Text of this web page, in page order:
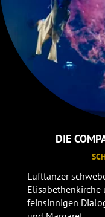
DIE
Lufttänzer
Elisabethenkirche
feinsinnigen